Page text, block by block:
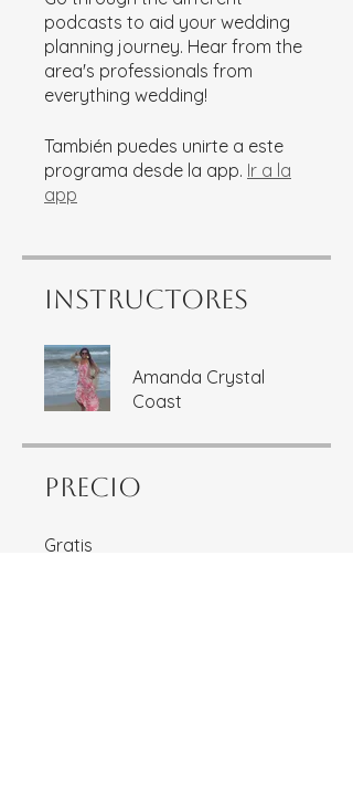
podcasts to aid your wedding
planning journey. Hear from the
area's professionals from
everything wedding!
También puedes unirte a este
programa desde la app. Ir a la
app
Instructores
Amanda Crystal
Coast
Precio
Gratis